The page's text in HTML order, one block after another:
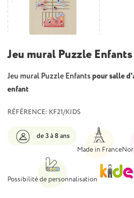
Jeu mural Puzzle Enfants
Jeu mural Puzzle Enfants pour salle
enfant
RÉFÉRENCE: KF21/KIDS
de 3 à 8 ans
Made in France
Possibilité de personnalisation